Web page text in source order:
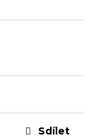
Sdílet